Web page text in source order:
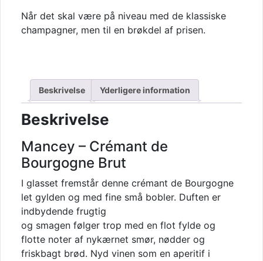
de
Bourgogne
antal
Når det skal være på niveau med de klassiske
champagner, men til en brøkdel af prisen.
Beskrivelse Yderligere information
Beskrivelse
Mancey – Crémant de
Bourgogne Brut
I glasset fremstår denne crémant de Bourgogne
let gylden og med fine små bobler. Duften er
indbydende frugtig
og smagen følger trop med en flot fylde og
flotte noter af nykærnet smør, nødder og
friskbagt brød. Nyd vinen som en aperitif i